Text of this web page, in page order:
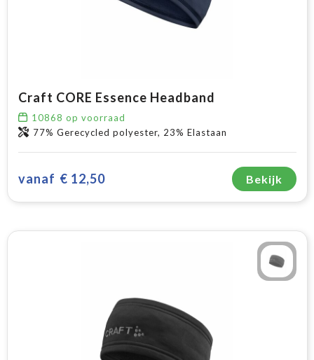
Craft CORE Essence Headband
10868 op voorraad
77% Gerecycled polyester, 23% Elastaan
vanaf € 12,50 Bekijk